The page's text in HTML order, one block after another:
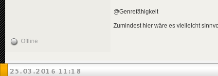
@Genrefähigkeit
Zumindest hier wäre es vielleicht
Offline
25.03.2016 11:18